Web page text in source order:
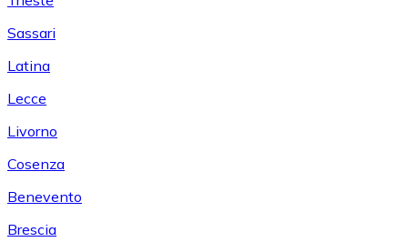
Sassari
Latina
Lecce
Livorno
Cosenza
Benevento
Brescia